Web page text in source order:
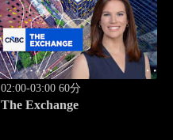
02:00-03:00 60分
The Exchange